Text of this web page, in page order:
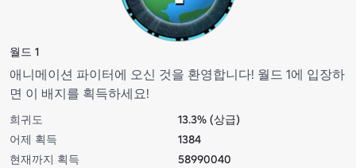
월드 1
애니메이션 파이터에 오신 것을 환영합니다! 월드 1에 입장하
면 이 배지를 획득하세요!
희귀도
13.3% (상급)
어제 획득
1384
현재까지 획득
58990040